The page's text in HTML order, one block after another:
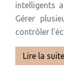
intelligents
Gérer
contrôler
Lire la suite